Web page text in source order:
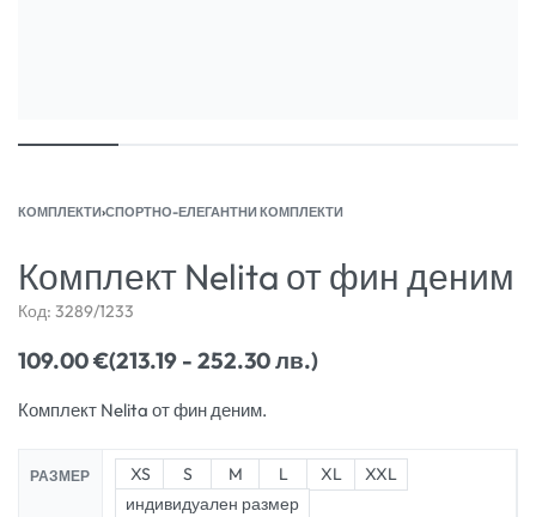
КОМПЛЕКТИ›СПОРТНО-ЕЛЕГАНТНИ КОМПЛЕКТИ
Комплект Nelita от фин деним
Код: 3289/1233
109.00€(213.19 - 252.30 лв.)
Комплект Nelita от фин деним.
РАЗМЕР XS S M L XL
XXL
индивидуален размер